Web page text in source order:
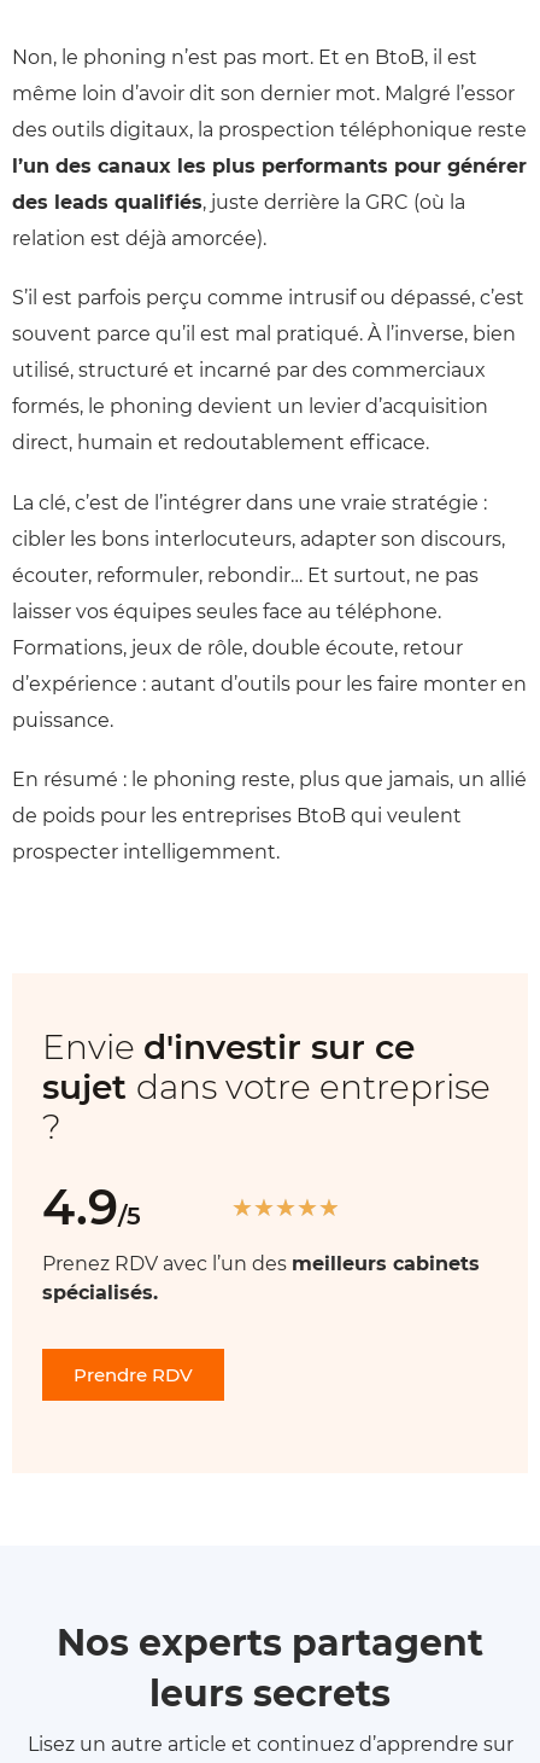
Non, le phoning n’est pas mort. Et en BtoB, il est
même loin d’avoir dit son dernier mot. Malgré l’essor
des outils digitaux, la prospection téléphonique reste
l’un des canaux les plus performants pour générer
des leads qualifiés, juste derrière la GRC (où la
relation est déjà amorcée).
S’il est parfois perçu comme intrusif ou dépassé, c’est
souvent parce qu’il est mal pratiqué. À l’inverse, bien
utilisé, structuré et incarné par des commerciaux
formés, le phoning devient un levier d’acquisition
direct, humain et redoutablement efficace.
La clé, c’est de l’intégrer dans une vraie stratégie :
cibler les bons interlocuteurs, adapter son discours,
écouter, reformuler, rebondir… Et surtout, ne pas
laisser vos équipes seules face au téléphone.
Formations, jeux de rôle, double écoute, retour
d’expérience : autant d’outils pour les faire monter en
puissance.
En résumé : le phoning reste, plus que jamais, un allié
de poids pour les entreprises BtoB qui veulent
prospecter intelligemment.
Envie d'investir sur ce
sujet dans votre entreprise
?
4.9/5 ★★★★★
Prenez RDV avec l’un des meilleurs cabinets
spécialisés.
Prendre RDV
Nos experts partagent
leurs secrets
Lisez un autre article et continuez d’apprendre sur